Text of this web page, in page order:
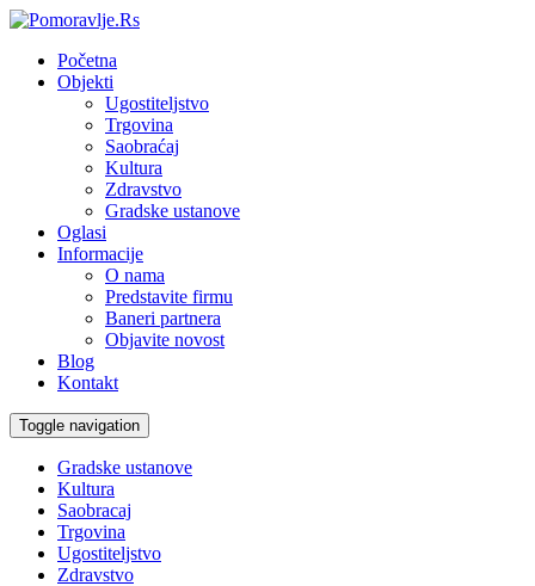
Početna
Objekti
Ugostiteljstvo
Trgovina
Saobraćaj
Kultura
Zdravstvo
Gradske ustanove
Oglasi
Informacije
O nama
Predstavite firmu
Baneri partnera
Objavite novost
Blog
Kontakt
Toggle navigation
Gradske ustanove
Kultura
Saobracaj
Trgovina
Ugostiteljstvo
Zdravstvo